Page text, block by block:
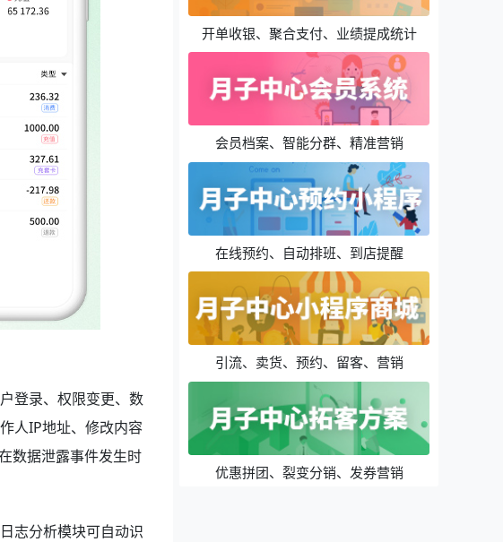
登录、权限变更、数
人IP地址、修改内容
数据泄露事件发生时
志分析模块可自动识
开单收银、聚合支付、业绩提成统计
会员档案、智能分群、精准营销
在线预约、自动排班、到店提醒
引流、卖货、预约、留客、营销
优惠拼团、裂变分销、发券营销